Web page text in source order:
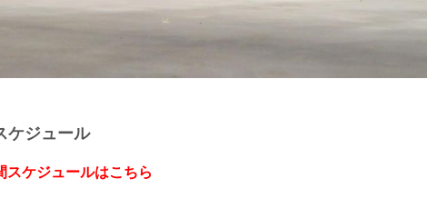
ケジュール
ケジュールはこちら